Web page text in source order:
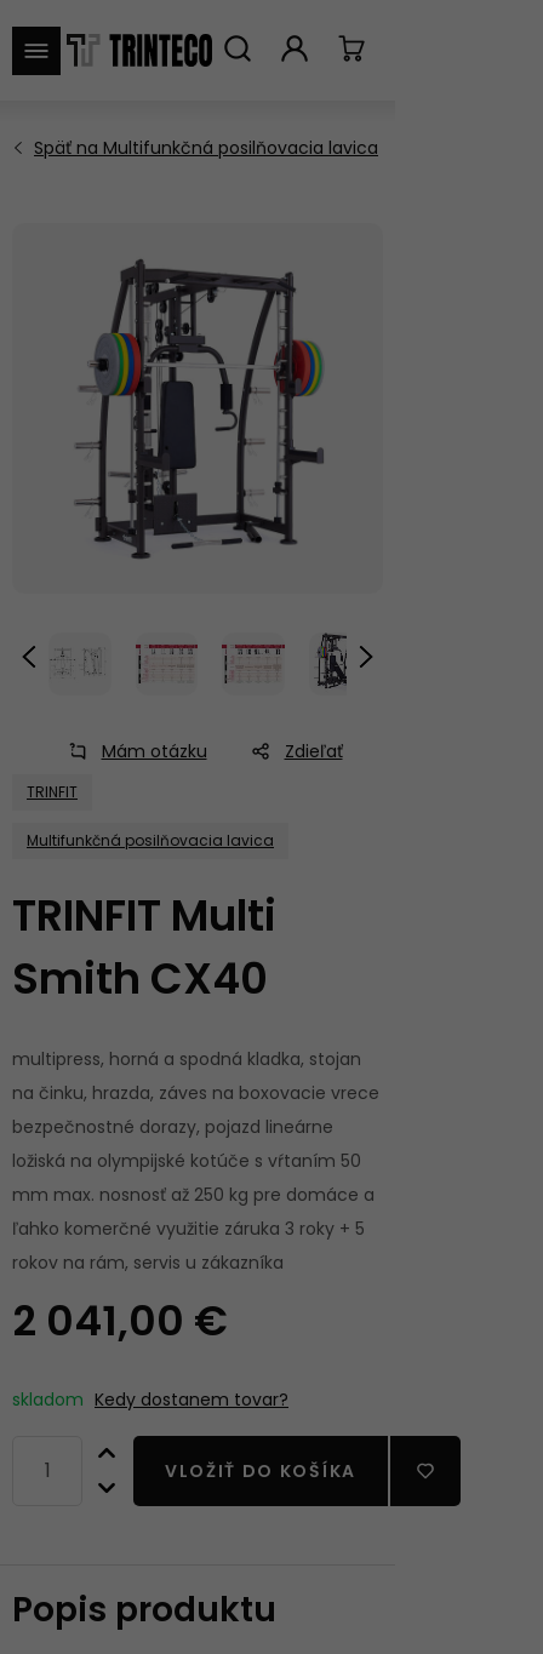
VYHĽADAŤ
Mám otázku Zdieľať
TRINFIT
Multifunkčná posilňovacia lavica
TRINFIT Multi
Smith CX40
multipress, horná a spodná kladka, stojan
na činku, hrazda, záves na boxovacie vrece
bezpečnostné dorazy, pojazd lineárne
ložiská na olympijské kotúče s vŕtaním 50
mm max. nosnosť až 250 kg pre domáce a
ľahko komerčné využitie záruka 3 roky + 5
rokov na rám, servis u zákazníka
2 041,00 €
skladom Kedy dostanem tovar?
VLOŽIŤ DO KOŠÍKA
Popis produktu